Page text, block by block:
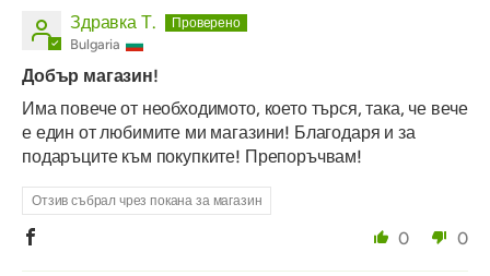
Здравка Т.
Bulgaria
Добър магазин!
Има повече от необходимото, което търся, така, че вече
е един от любимите ми магазини! Благодаря и за
подаръците към покупките! Препоръчвам!
Отзив събрал чрез покана за магазин
0 0